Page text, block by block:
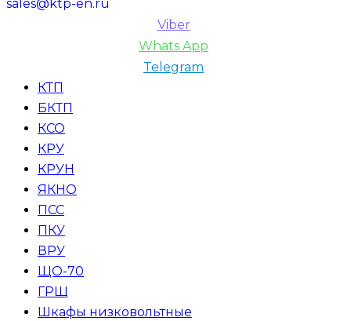
sales@ktp-en.ru
Viber
Whats App
Telegram
КТП
БКТП
КСО
КРУ
КРУН
ЯКНО
ПСС
ПКУ
ВРУ
ЩО-70
ГРЩ
Шкафы низковольтные